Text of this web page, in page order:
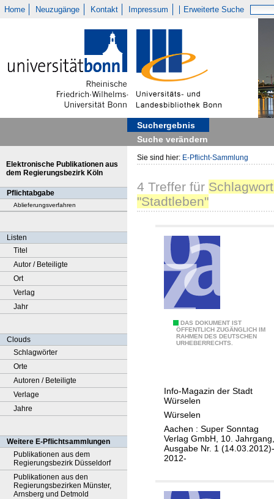
Home Neuzugänge Kontakt Impressum Erweiterte Suche
Suchergebnis
Suche verändern
Elektronische Publikationen aus
dem Regierungsbezirk Köln
Pflichtabgabe
Ablieferungsverfahren
Listen
Titel
Autor / Beteiligte
Ort
Verlag
Jahr
Clouds
Schlagwörter
Orte
Autoren / Beteiligte
Verlage
Jahre
Weitere E-Pflichtsammlungen
Publikationen aus dem
Regierungsbezirk Düsseldorf
Publikationen aus den
Regierungsbezirken Münster,
Arnsberg und Detmold
Sie sind hier: E-Pflicht-Sammlung
4 Treffer für
"Stadtleben"
DAS DOKUMENT IST
ÖFFENTLICH ZUGÄNGLICH IM
RAHMEN DES DEUTSCHEN
URHEBERRECHTS.
O
c
h
e
l
e
Info-Magazin der Stadt
Würselen
Würselen
Aachen : Super Sonntag
Verlag GmbH, 10. Jahrgang,
Ausgabe Nr. 1
2012-